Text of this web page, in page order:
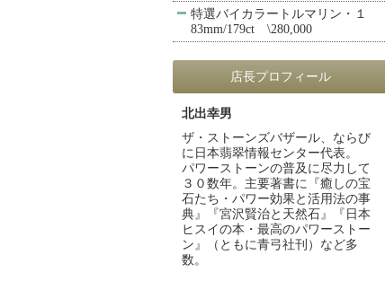
特選バイカラートルマリン・１
83mm/179ct \280,000
店長プロフィール
北出幸男
ザ・ストーンズバザール、ならび
に日本翡翠情報センター代表。
パワーストーンの普及に尽力して
３０数年。主要著書に『癒しの宝
石たち・パワー効果と活用法の事
典』『宮沢賢治と天然石』『日本
ヒスイの本・最高のパワーストー
ン』（ともに青弓社刊）など多
数。